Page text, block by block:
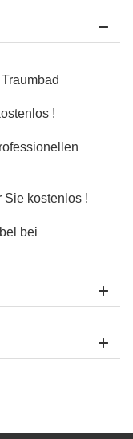
!
Sie kostenlos !
bei